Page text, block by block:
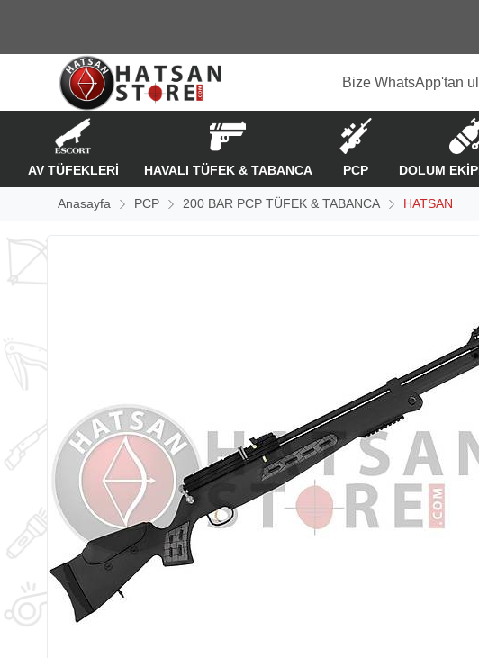
Bize WhatsApp'tan
AV TÜFEKLERİ HAVALI TÜFEK & TABANCA PCP DOLUM
Anasayfa PCP 200 BAR PCP TÜFEK & TABANCA HATSAN